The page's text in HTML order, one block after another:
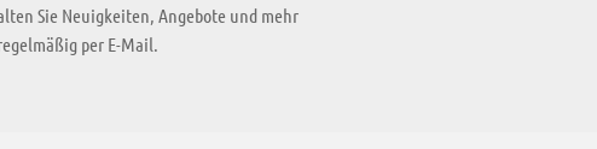
Sie Neuigkeiten, Angebote und mehr
per E-Mail.